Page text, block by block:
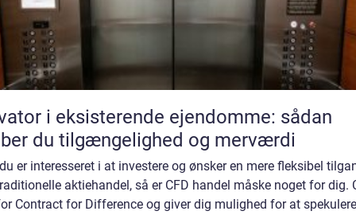
i eksisterende ejendomme: sådan
du tilgængelighed og merværdi
er interesseret i at investere og ønsker en mere fleksibel
aktiehandel, så er CFD handel måske noget for dig.
Contract for Difference og giver dig mulighed for at